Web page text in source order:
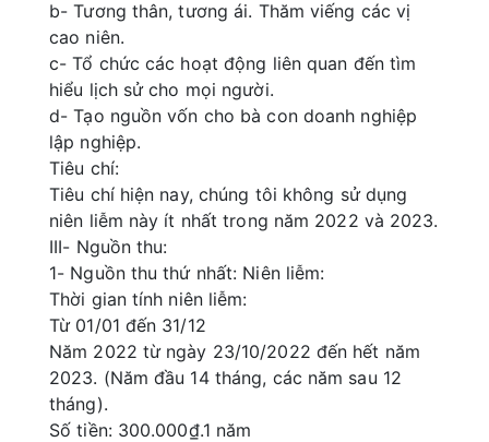
b- Tương thân, tương ái. Thăm viếng các vị
cao niên.
c- Tổ chức các hoạt động liên quan đến tìm
hiểu lịch sử cho mọi người.
d- Tạo nguồn vốn cho bà con doanh nghiệp
lập nghiệp.
Tiêu chí:
Tiêu chí hiện nay, chúng tôi không sử dụng
niên liễm này ít nhất trong năm 2022 và 2023.
III- Nguồn thu:
1- Nguồn thu thứ nhất: Niên liễm:
Thời gian tính niên liễm:
Từ 01/01 đến 31/12
Năm 2022 từ ngày 23/10/2022 đến hết năm
2023. (Năm đầu 14 tháng, các năm sau 12
tháng).
Số tiền: 300.000₫.1 năm